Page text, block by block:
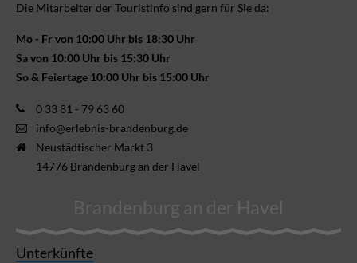
Die Mitarbeiter der Touristinfo sind gern für Sie da:
Mo - Fr von 10:00 Uhr bis 18:30 Uhr
Sa von 10:00 Uhr bis 15:30 Uhr
So & Feiertage 10:00 Uhr bis 15:00 Uhr
0 33 81 - 79 63 60
info@erlebnis-brandenburg.de
Neustädtischer Markt 3
14776 Brandenburg an der Havel
Brandenburg an der Havel
Unterkünfte